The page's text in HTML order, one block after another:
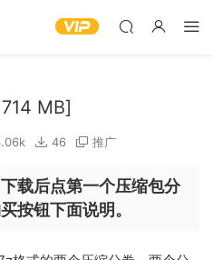
MB]
46 推广
载后点第一个压缩包分
按钮下面说明。